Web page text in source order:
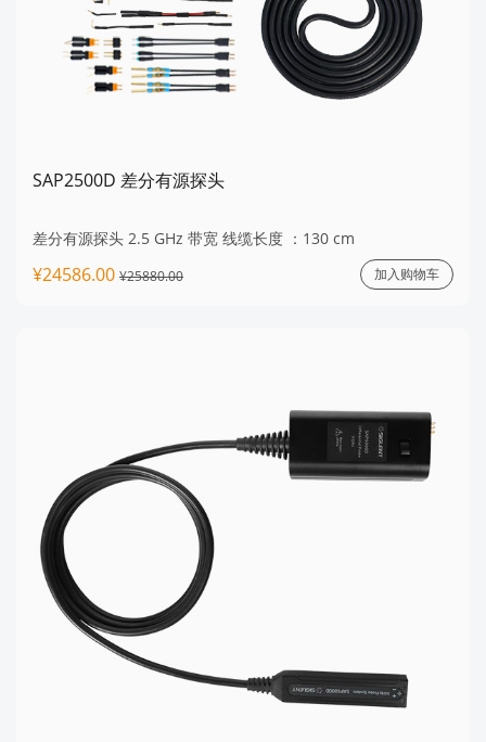
SAP2500D 差分有源探头
差分有源探头 2.5 GHz 带宽 线缆长度 ：130 cm
¥24586.00 ¥25880.00 加入购物车